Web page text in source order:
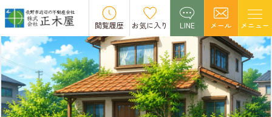
閲覧履歴 お気に入り LINE メール メニュー